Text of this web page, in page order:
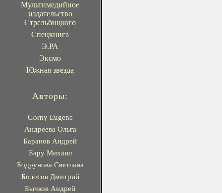
Мультимедийное
издательство
Стрельбицкого
Спецкнига
Э.РА
Эксмо
Южная звезда
Авторы:
Gorny Eugene
Андреева Ольга
Баранов Андрей
Бару Михаил
Бодрунова Светлана
Болотов Дмитрий
Бычков Андрей